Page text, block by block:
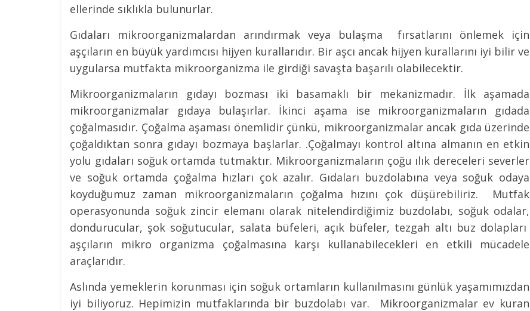
ellerinde sıklıkla bulunurlar.
Gıdaları mikroorganizmalardan arındırmak veya bulaşma fırsatlarını önlemek için
aşçıların en büyük yardımcısı hijyen kurallarıdır. Bir aşcı ancak hijyen kurallarını iyi bilir ve
uygularsa mutfakta mikroorganizma ile girdiği savaşta başarılı olabilecektir.
Mikroorganizmaların gıdayı bozması iki basamaklı bir mekanizmadır. İlk aşamada
mikroorganizmalar gıdaya bulaşırlar. İkinci aşama ise mikroorganizmaların gıdada
çoğalmasıdır. Çoğalma aşaması önemlidir çünkü, mikroorganizmalar ancak gıda üzerinde
çoğaldıktan sonra gıdayı bozmaya başlarlar. .Çoğalmayı kontrol altına almanın en etkin
yolu gıdaları soğuk ortamda tutmaktır. Mikroorganizmaların çoğu ılık dereceleri severler
ve soğuk ortamda çoğalma hızları çok azalır. Gıdaları buzdolabına veya soğuk odaya
koyduğumuz zaman mikroorganizmaların çoğalma hızını çok düşürebiliriz. Mutfak
operasyonunda soğuk zincir elemanı olarak nitelendirdiğimiz buzdolabı, soğuk odalar,
dondurucular, şok soğutucular, salata büfeleri, açık büfeler, tezgah altı buz dolapları
aşçıların mikro organizma çoğalmasına karşı kullanabilecekleri en etkili mücadele
araçlarıdır.
Aslında yemeklerin korunması için soğuk ortamların kullanılmasını günlük yaşamımızdan
iyi biliyoruz. Hepimizin mutfaklarında bir buzdolabı var. Mikroorganizmalar ev kuran